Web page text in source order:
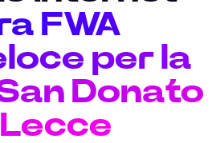
FWA
per la
Donato
Lecce